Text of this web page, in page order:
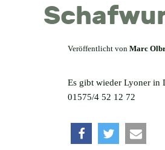
Veröffentlicht von Marc
Es gibt wieder Lyoner in
01575/4 52 12 72